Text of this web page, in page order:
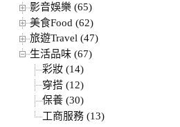
影音娛樂 (65)
美食Food (62)
旅遊Travel (47)
生活品味 (67)
彩妝 (14)
穿搭 (12)
保養 (30)
工商服務 (13)